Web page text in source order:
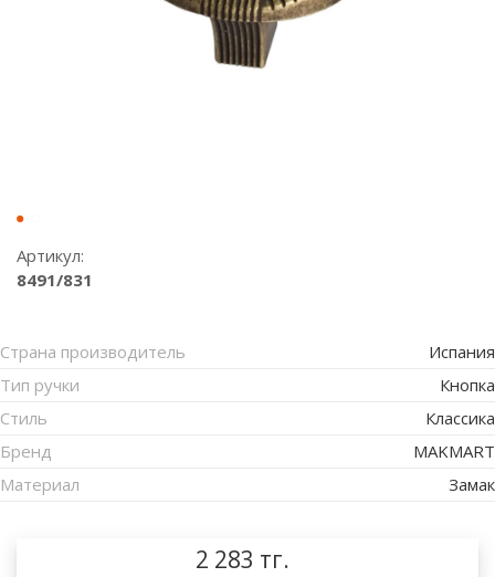
Артикул:
8491/831
Страна производитель
Испания
Тип ручки
Кнопка
Стиль
Классика
Бренд
MAKMART
Материал
Замак
2 283 тг.